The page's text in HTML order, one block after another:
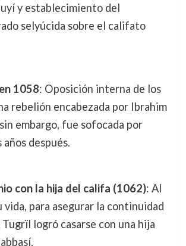
y establecimiento del
selyúcida sobre el califato
1058: Oposición interna de los
rebelión encabezada por Ibrahim
embargo, fue sofocada por
después.
con la hija del califa (1062): Al
vida, para asegurar la continuidad
logró casarse con una hija